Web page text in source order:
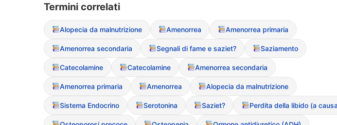
Termini correlati
Alopecia da malnutrizione Amenorrea Amenorrea primaria
Amenorrea secondaria Segnali di fame e saziet? Saziamento
Catecolamine Catecolamine Amenorrea secondaria
Amenorrea primaria Amenorrea Alopecia da malnutrizione
Sistema Endocrino Serotonina Saziet?